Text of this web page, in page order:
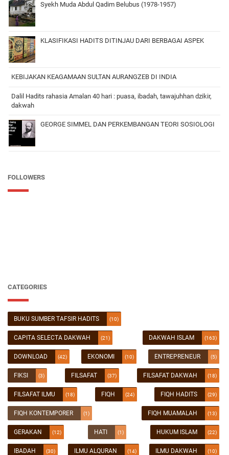
Syekh Muda Abdul Qadim Belubus (1978-1957)
KLASIFIKASI HADITS DITINJAU DARI BERBAGAI ASPEK
KEBIJAKAN KEAGAMAAN SULTAN AURANGZEB DI INDIA
Dalil Hadits rahasia Amalan 40 hari : puasa, ibadah, tawajuhhan dzikir,
dakwah
GEORGE SIMMEL DAN PERKEMBANGAN TEORI SOSIOLOGI
FOLLOWERS
CATEGORIES
BUKU SUMBER TAFSIR HADITS (10)
CAPITA SELECTA DAKWAH (21) DAKWAH ISLAM (163)
DOWNLOAD (42) EKONOMI (10) ENTREPRENEUR (5)
FIKSI (3) FILSAFAT (37) FILSAFAT DAKWAH (18)
FILSAFAT ILMU (18) FIQH (24) FIQH HADITS (29)
FIQH KONTEMPORER (1) FIQH MUAMALAH (13)
GERAKAN (12) HATI (1) HUKUM ISLAM (22)
IBADAH (30) ILMU ALQURAN (14) ILMU DAKWAH (10)